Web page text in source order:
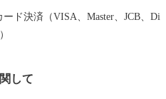
・町民（町）・寄附者の皆さまの
支援していただける運用を目指して
ド決済（VISA、Master、JCB、Di
して